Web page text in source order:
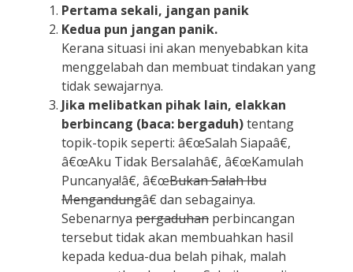
Pertama sekali, jangan panik
Kedua pun jangan panik.
Kerana situasi ini akan menyebabkan kita
menggelabah dan membuat tindakan yang
tidak sewajarnya.
Jika melibatkan pihak lain, elakkan
berbincang (baca: bergaduh)tentang
topik-topik seperti: â€œSalah Siapaâ€,
â€œAku Tidak Bersalahâ€, â€œKamulah
Puncanya!â€, â€œBukan Salah Ibu
Mengandungâ€ dan sebagainya.
Sebenarnya pergaduhan perbincangan
tersebut tidak akan membuahkan hasil
kepada kedua-dua belah pihak, malah